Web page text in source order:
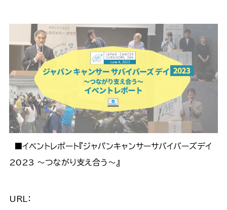
■イベントレポート『ジャパンキャンサーサバイバーズデイ
2023 ～つながり支え合う～』
URL：